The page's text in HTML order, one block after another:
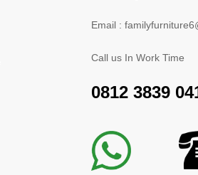
Email :
Call us In Work Time
0812 3839